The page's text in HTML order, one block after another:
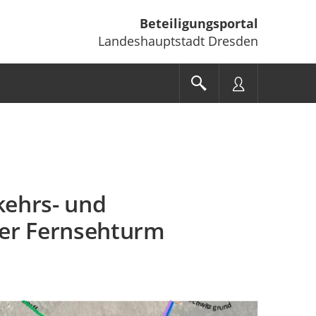
Beteiligungsportal
Landeshauptstadt Dresden
und
Fernsehturm